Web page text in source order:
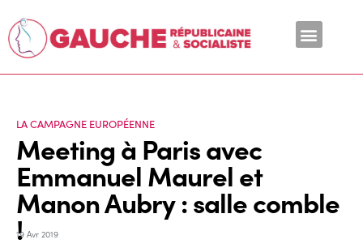
LA CAMPAGNE EUROPÉENNE
Meeting à Paris avec
Emmanuel Maurel et
Manon Aubry : salle comble
!
19 Avr 2019